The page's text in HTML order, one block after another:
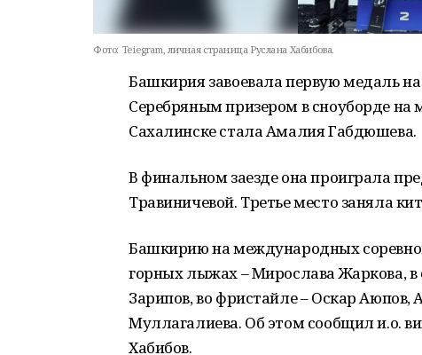
Фото: Teiegram, личная страница Руслана Хабибова.
Башкирия завоевала первую медаль
Серебряным призером в сноуборде
Сахалинске стала Амалия Габдюшева.
В финальном заезде она проиграла
Травиничевой. Третье место заняла
Башкирию на международных
горных лыжах – Мирослава Жаркова,
Зарипов, во фристайле – Оскар Аюпов,
Муллагалиева. Об этом сообщил и.о.
Хабибов.